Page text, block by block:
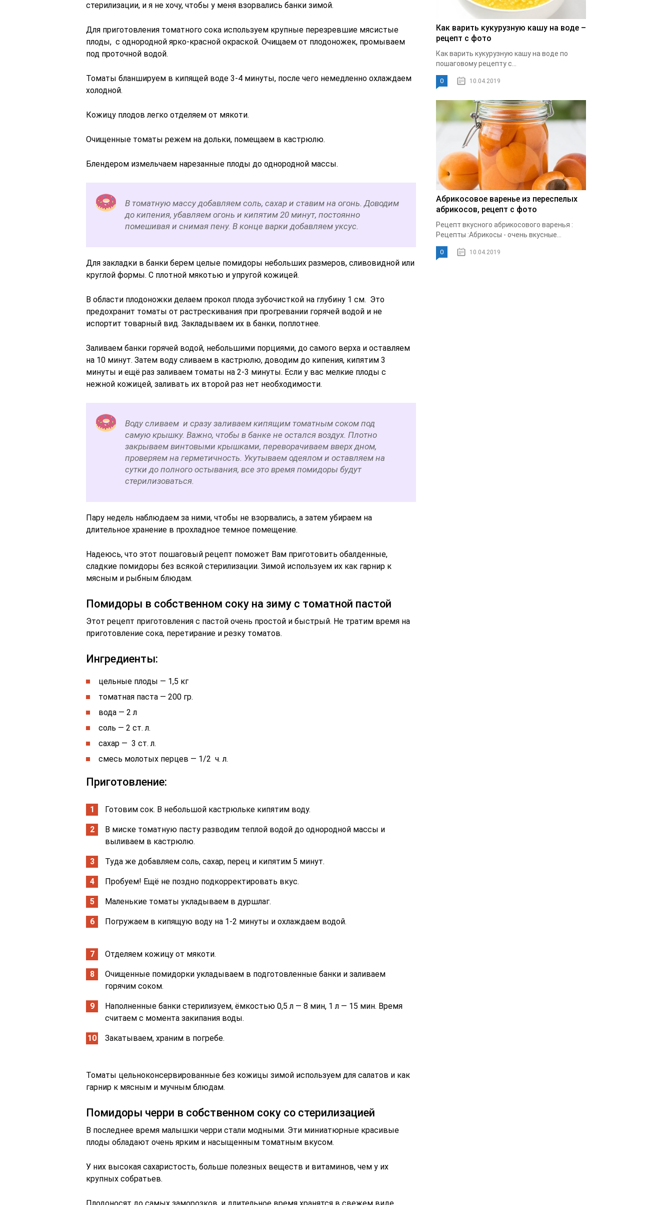
стерилизации, и я не хочу, чтобы у меня взорвались банки зимой.
Для приготовления томатного сока используем крупные перезревшие мясистые
плоды, с однородной ярко-красной окраской. Очищаем от плодоножек, промываем
под проточной водой.
Томаты бланшируем в кипящей воде 3-4 минуты, после чего немедленно охлаждаем
холодной.
Кожицу плодов легко отделяем от мякоти.
Очищенные томаты режем на дольки, помещаем в кастрюлю.
Блендером измельчаем нарезанные плоды до однородной массы.
В томатную массу добавляем соль, сахар и ставим на огонь. Доводим
до кипения, убавляем огонь и кипятим 20 минут, постоянно
помешивая и снимая пену. В конце варки добавляем уксус.
Для закладки в банки берем целые помидоры небольших размеров, сливовидной или
круглой формы. С плотной мякотью и упругой кожицей.
В области плодоножки делаем прокол плода зубочисткой на глубину 1 см. Это
предохранит томаты от растрескивания при прогревании горячей водой и не
испортит товарный вид. Закладываем их в банки, поплотнее.
Заливаем банки горячей водой, небольшими порциями, до самого верха и оставляем
на 10 минут. Затем воду сливаем в кастрюлю, доводим до кипения, кипятим 3
минуты и ещё раз заливаем томаты на 2-3 минуты. Если у вас мелкие плоды с
нежной кожицей, заливать их второй раз нет необходимости.
Воду сливаем и сразу заливаем кипящим томатным соком под
самую крышку. Важно, чтобы в банке не остался воздух. Плотно
закрываем винтовыми крышками, переворачиваем вверх дном,
проверяем на герметичность. Укутываем одеялом и оставляем на
сутки до полного остывания, все это время помидоры будут
стерилизоваться.
Пару недель наблюдаем за ними, чтобы не взорвались, а затем убираем на
длительное хранение в прохладное темное помещение.
Надеюсь, что этот пошаговый рецепт поможет Вам приготовить обалденные,
сладкие помидоры без всякой стерилизации. Зимой используем их как гарнир к
мясным и рыбным блюдам.
Помидоры в собственном соку на зиму с томатной пастой
Этот рецепт приготовления с пастой очень простой и быстрый. Не тратим время на
приготовление сока, перетирание и резку томатов.
Ингредиенты:
цельные плоды — 1,5 кг
томатная паста — 200 гр.
вода — 2 л
соль — 2 ст. л.
сахар — 3 ст. л.
смесь молотых перцев — 1/2 ч. л.
Приготовление:
Готовим сок. В небольшой кастрюльке кипятим воду.
В миске томатную пасту разводим теплой водой до однородной массы и
выливаем в кастрюлю.
Туда же добавляем соль, сахар, перец и кипятим 5 минут.
Пробуем! Ещё не поздно подкорректировать вкус.
Маленькие томаты укладываем в дуршлаг.
Погружаем в кипящую воду на 1-2 минуты и охлаждаем водой.
Отделяем кожицу от мякоти.
Очищенные помидорки укладываем в подготовленные банки и заливаем
горячим соком.
Наполненные банки стерилизуем, ёмкостью 0,5 л — 8 мин, 1 л — 15 мин. Время
считаем с момента закипания воды.
Закатываем, храним в погребе.
Томаты цельноконсервированные без кожицы зимой используем для салатов и как
гарнир к мясным и мучным блюдам.
Помидоры черри в собственном соку со стерилизацией
В последнее время малышки черри стали модными. Эти миниатюрные красивые
плоды обладают очень ярким и насыщенным томатным вкусом.
У них высокая сахаристость, больше полезных веществ и витаминов, чем у их
крупных собратьев.
Как варить кукурузную кашу на воде –
рецепт с фото
Как варить кукурузную кашу на воде по
пошаговому рецепту с...
0 10.04.2019
Абрикосовое варенье из переспелых
абрикосов, рецепт с фото
Рецепт вкусного абрикосового варенья :
Рецепты :Абрикосы - очень вкусные...
0 10.04.2019